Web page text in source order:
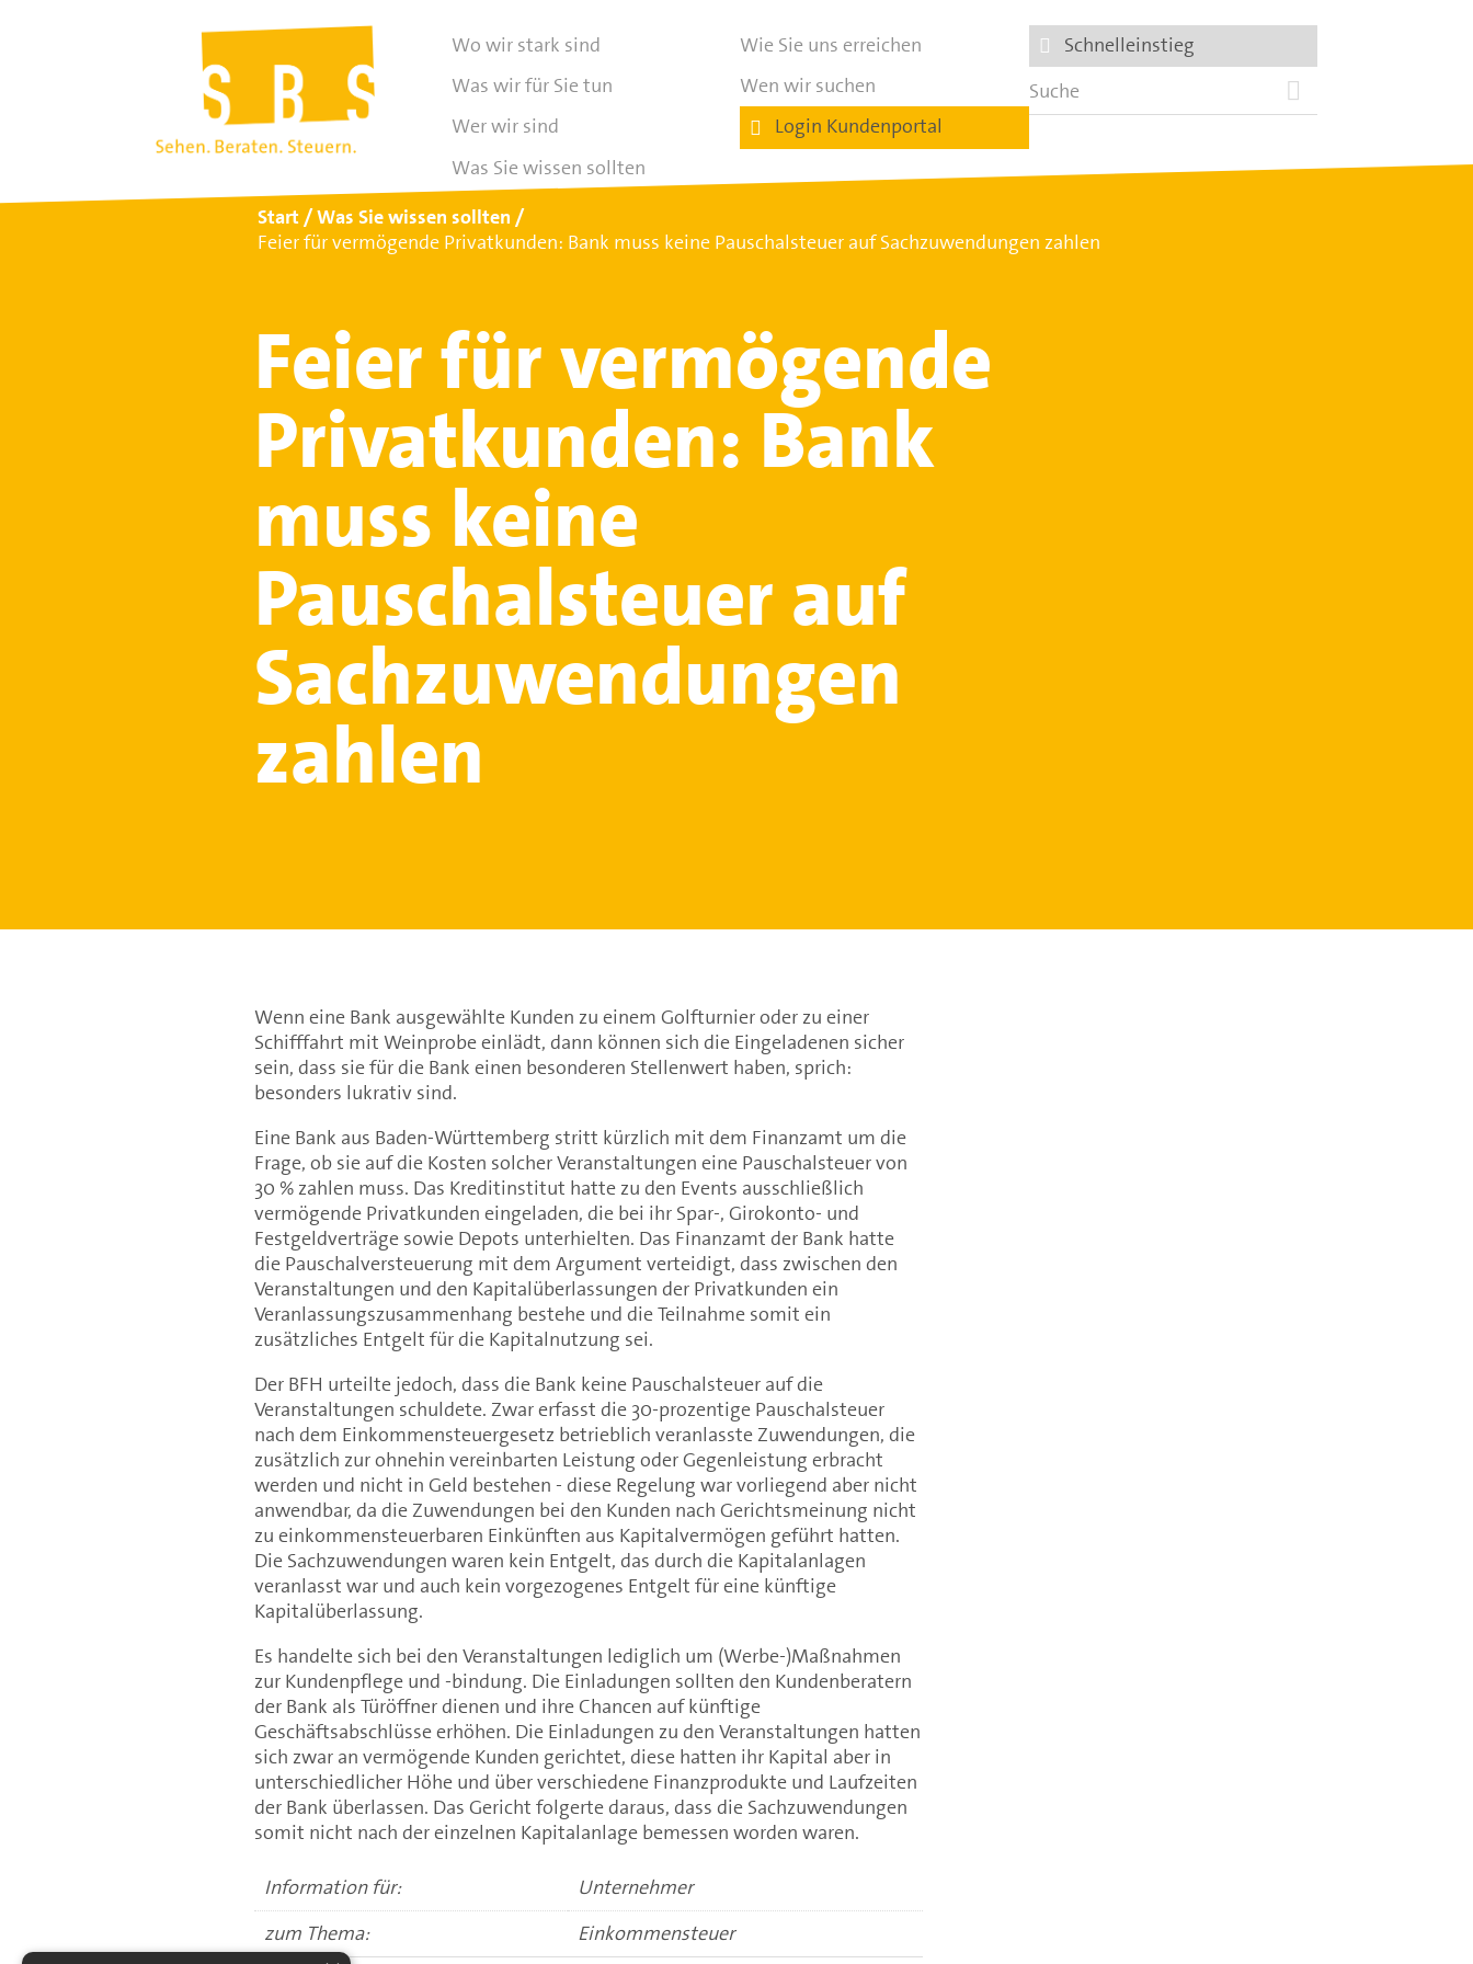
Wo wir stark sind
Was wir für Sie tun
Wer wir sind
Was Sie wissen sollten
Wie Sie uns erreichen
Wen wir suchen
Login Kundenportal
Schnelleinstieg
Start
Was Sie wissen sollten
Feier für vermögende Privatkunden: Bank muss keine Pauschalsteuer auf Sachzuwendungen zahlen
Feier für vermögende
Privatkunden: Bank
muss keine
Pauschalsteuer auf
Sachzuwendungen
zahlen
Wenn eine Bank ausgewählte Kunden zu einem Golfturnier oder zu einer
Schifffahrt mit Weinprobe einlädt, dann können sich die Eingeladenen sicher
sein, dass sie für die Bank einen besonderen Stellenwert haben, sprich:
besonders lukrativ sind.
Eine Bank aus Baden-Württemberg stritt kürzlich mit dem Finanzamt um die
Frage, ob sie auf die Kosten solcher Veranstaltungen eine Pauschalsteuer von
30 % zahlen muss. Das Kreditinstitut hatte zu den Events ausschließlich
vermögende Privatkunden eingeladen, die bei ihr Spar-, Girokonto- und
Festgeldverträge sowie Depots unterhielten. Das Finanzamt der Bank hatte
die Pauschalversteuerung mit dem Argument verteidigt, dass zwischen den
Veranstaltungen und den Kapitalüberlassungen der Privatkunden ein
Veranlassungszusammenhang bestehe und die Teilnahme somit ein
zusätzliches Entgelt für die Kapitalnutzung sei.
Der BFH urteilte jedoch, dass die Bank keine Pauschalsteuer auf die
Veranstaltungen schuldete. Zwar erfasst die 30-prozentige Pauschalsteuer
nach dem Einkommensteuergesetz betrieblich veranlasste Zuwendungen, die
zusätzlich zur ohnehin vereinbarten Leistung oder Gegenleistung erbracht
werden und nicht in Geld bestehen - diese Regelung war vorliegend aber nicht
anwendbar, da die Zuwendungen bei den Kunden nach Gerichtsmeinung nicht
zu einkommensteuerbaren Einkünften aus Kapitalvermögen geführt hatten.
Die Sachzuwendungen waren kein Entgelt, das durch die Kapitalanlagen
veranlasst war und auch kein vorgezogenes Entgelt für eine künftige
Kapitalüberlassung.
Es handelte sich bei den Veranstaltungen lediglich um (Werbe-)Maßnahmen
zur Kundenpflege und -bindung. Die Einladungen sollten den Kundenberatern
der Bank als Türöffner dienen und ihre Chancen auf künftige
Geschäftsabschlüsse erhöhen. Die Einladungen zu den Veranstaltungen hatten
sich zwar an vermögende Kunden gerichtet, diese hatten ihr Kapital aber in
unterschiedlicher Höhe und über verschiedene Finanzprodukte und Laufzeiten
der Bank überlassen. Das Gericht folgerte daraus, dass die Sachzuwendungen
somit nicht nach der einzelnen Kapitalanlage bemessen worden waren.
Information für:
Unternehmer
zum Thema:
Einkommensteuer